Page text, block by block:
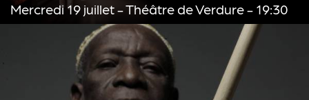
Mercredi 19 juillet- Théâtre de Verdure - 19:30